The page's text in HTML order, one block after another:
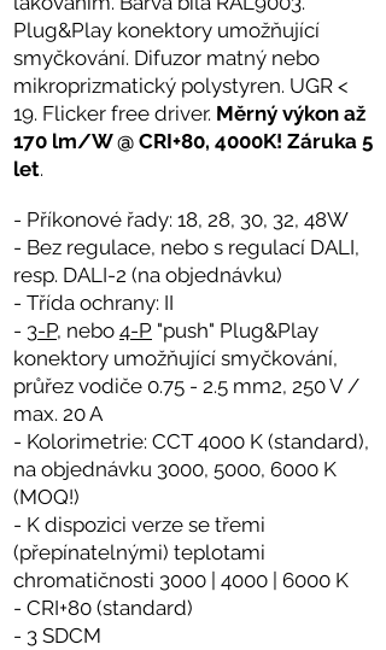
Plug&Play konektory umožňující
smyčkování. Difuzor matný nebo
mikroprizmatický polystyren. UGR <
19. Flicker free driver. Měrný výkon až
170 lm/W @ CRI+80, 4000K! Záruka 5
let.
- Příkonové řady: 18, 28, 30, 32, 48W
- Bez regulace, nebo s regulací DALI,
resp. DALI-2 (na objednávku)
- Třída ochrany: II
- 3-P, nebo 4-P "push" Plug&Play
konektory umožňující smyčkování,
průřez vodiče 0.75 - 2.5 mm2, 250 V /
max. 20 A
- Kolorimetrie: CCT 4000 K (standard),
na objednávku 3000, 5000, 6000 K
(MOQ!)
- K dispozici verze se třemi
(přepínatelnými) teplotami
chromatičnosti 3000 | 4000 | 6000 K
- CRI+80 (standard)
- 3 SDCM